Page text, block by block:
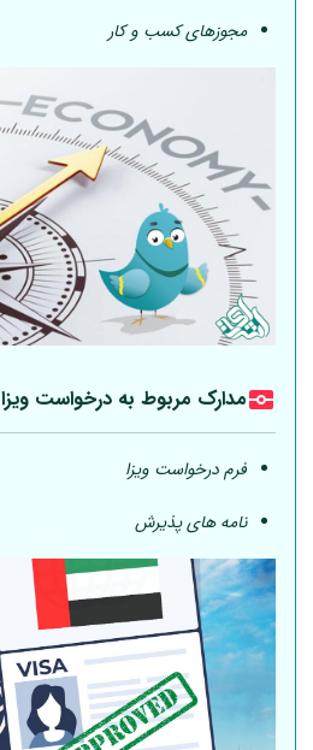
مجوزهای کسب و کار
مدارک مربوط به درخواست ویزا
فرم درخواست ویزا
نامه های پذیرش